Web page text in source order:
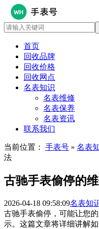
首页
回收品牌
回收价格
回收网点
名表知识
名表维修
名表保养
名表资讯
联系我们
当前位置： 手表号 » 名表
法
古驰手表偷停的
2026-04-18 09:58:09名表知
古驰手表偷停，可能让您
示。这篇文章将详细讲解